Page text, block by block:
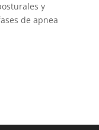
y
de apnea